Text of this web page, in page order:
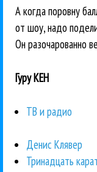
А когда поровну
от шоу, надо
Он разочарованно
Гуру КЕН
ТВ и радио
Денис Клявер
Тринадцать